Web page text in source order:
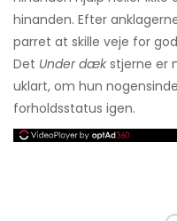
hinanden. Efter
parret at skille veje for
Det Under dækstjerne er
uklart, om hun
forholdsstatus igen.